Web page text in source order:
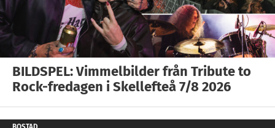
BILDSPEL: Vimmelbilder från Tribute to
Rock-fredagen i Skellefteå 7/8 2026